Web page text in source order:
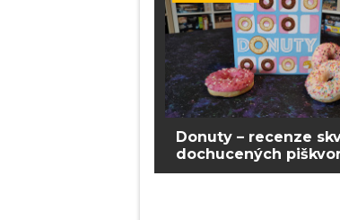
Donuty – recenze
dochucených